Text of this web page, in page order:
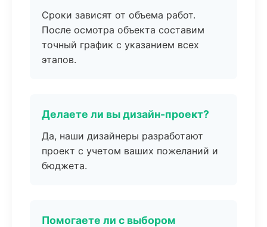
Сроки зависят от объема работ.
После осмотра объекта составим
точный график с указанием всех
этапов.
Делаете ли вы дизайн-проект?
Да, наши дизайнеры разработают
проект с учетом ваших пожеланий и
бюджета.
Помогаете ли с выбором